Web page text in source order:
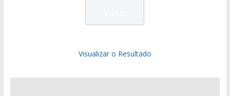
Visualizar o Resultado